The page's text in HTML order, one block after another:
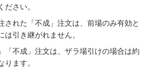
ださい。
された「不成」注文は、前場のみ有効と
は引き継がれません。
「不成」注文は、ザラ場引けの場合は約
ります。